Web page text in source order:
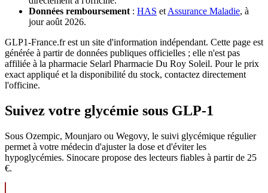
Données remboursement : HAS et Assurance Maladie, à
jour août 2026.
GLP1-France.fr est un site d'information indépendant. Cette page est
générée à partir de données publiques officielles ; elle n'est pas
affiliée à la pharmacie Selarl Pharmacie Du Roy Soleil. Pour le prix
exact appliqué et la disponibilité du stock, contactez directement
l'officine.
Suivez votre glycémie sous GLP-1
Sous Ozempic, Mounjaro ou Wegovy, le suivi glycémique régulier
permet à votre médecin d'ajuster la dose et d'éviter les
hypoglycémies. Sinocare propose des lecteurs fiables à partir de 25
€.